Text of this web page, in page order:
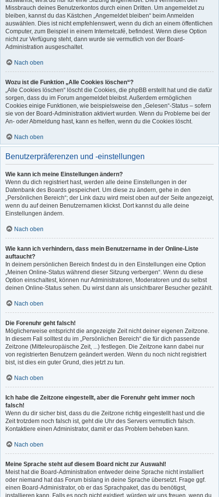
Missbrauch deines Benutzerkontos durch einen Dritten. Um angemeldet zu
bleiben, kannst du das Kästchen „Angemeldet bleiben“ beim Anmelden
auswählen. Dies ist nicht empfehlenswert, wenn du dich an einem öffentlichen
Computer, zum Beispiel in einem Internetcafé, befindest. Wenn diese Option
nicht zur Verfügung steht, dann wurde sie vermutlich von der Board-
Administration ausgeschaltet.
Nach oben
Wozu ist die Funktion „Alle Cookies löschen“?
„Alle Cookies löschen“ löscht die Cookies, die phpBB erstellt hat und die dafür
sorgen, dass du im Forum angemeldet bleibst. Außerdem ermöglichen
Cookies einige Funktionen, wie beispielsweise den „Gelesen“-Status – sofern
sie von der Board-Administration aktiviert wurden. Wenn du Probleme bei der
An- oder Abmeldung hast, kann es helfen, wenn du die Cookies löscht.
Nach oben
Benutzerpräferenzen und -einstellungen
Wie kann ich meine Einstellungen ändern?
Wenn du dich registriert hast, werden alle deine Einstellungen in der
Datenbank des Boards gespeichert. Um diese zu ändern, gehe in den
„Persönlichen Bereich“; der Link dazu wird meist oben auf der Seite angezeigt,
wenn du auf deinen Benutzernamen klickst. Dort kannst du alle deine
Einstellungen ändern.
Nach oben
Wie kann ich verhindern, dass mein Benutzername in der Online-Liste
auftaucht?
In deinem persönlichen Bereich findest du in den Einstellungen eine Option
„Meinen Online-Status während dieser Sitzung verbergen“. Wenn du diese
Option einschaltest, können nur Administratoren, Moderatoren und du selbst
deinen Online-Status sehen. Du wirst dann als unsichtbarer Besucher gezählt.
Nach oben
Die Forenuhr geht falsch!
Möglicherweise entspricht die angezeigte Zeit nicht deiner eigenen Zeitzone.
In diesem Fall solltest du im „Persönlichen Bereich“ die für dich passende
Zeitzone (Mitteleuropäische Zeit, ...) festlegen. Die Zeitzone kann dabei nur
von registrierten Benutzern geändert werden. Wenn du noch nicht registriert
bist, ist dies ein guter Grund, dies jetzt zu tun.
Nach oben
Ich habe die Zeitzone eingestellt, aber die Forenuhr geht immer noch
falsch!
Wenn du dir sicher bist, dass du die Zeitzone richtig eingestellt hast und die
Zeit trotzdem noch falsch ist, geht die Uhr des Servers vermutlich falsch.
Kontaktiere einen Administrator, damit er das Problem beheben kann.
Nach oben
Meine Sprache steht auf diesem Board nicht zur Auswahl!
Meist hat die Board-Administration entweder deine Sprache nicht installiert
oder niemand hat das Forum bislang in deine Sprache übersetzt. Frage ggf.
einen Board-Administrator, ob er das Sprachpaket, das du benötigst,
installieren kann. Falls es noch nicht existiert, würden wir uns freuen, wenn du